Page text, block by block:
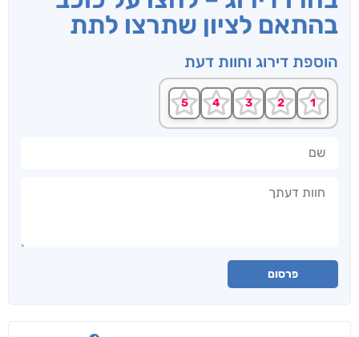
בהתאם לציון שתרצו לתת
הוספת דירוג וחוות דעת
פרסום